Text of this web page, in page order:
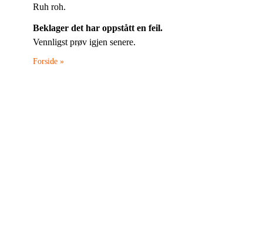
Ruh roh.
Beklager det har oppstått en feil.
Vennligst prøv igjen senere.
Forside »